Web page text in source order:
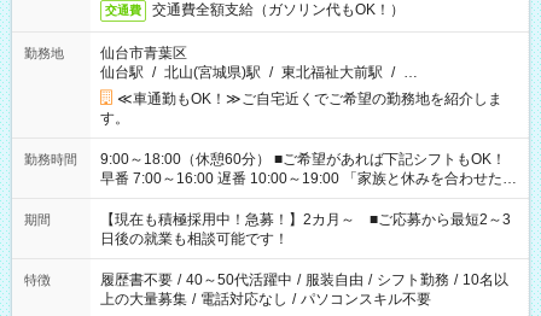
交通費 交通費全額支給（ガソリン代もOK！）
勤務地
仙台市青葉区
仙台駅 / 北山(宮城県)駅 / 東北福祉大前駅 / …
≪車通勤もOK！≫ご自宅近くでご希望の勤務地を紹介しま
す。
勤務時間
9:00～18:00（休憩60分） ■ご希望があれば下記シフトもOK！
早番 7:00～16:00 遅番 10:00～19:00 「家族と休みを合わせた
い」 「余裕を持って夕飯の準備がしたい」 「できれば残業はし
たくない」 など、ご希望を教えてくださいね。 ※Wワーク希望
の方へ 今ご覧のお仕事で希望する勤務時間と、もう1つのお仕事
の勤務時間。 合計で週40時間を超える場合は応募できません。
期間
【現在も積極採用中！急募！】2カ月～ ■ご応募から最短2～3
日後の就業も相談可能です！
特徴 履歴書不要 / 40～50代活躍中 / 服装自由 / シフト勤務 / 10名以
上の大量募集 / 電話対応なし / パソコンスキル不要